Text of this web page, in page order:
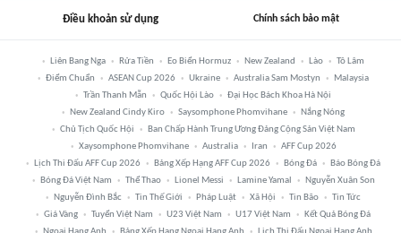
Điều khoản sử dụng Chính sách bảo mật
Liên Bang Nga Rửa Tiền Eo Biển Hormuz New Zealand Lào
Tô Lâm
Điểm Chuẩn
ASEAN Cup 2026 Ukraine Australia Sam Mostyn
Malaysia
Trần Thanh Mẫn
Quốc Hội Lào
Đại Học Bách Khoa Hà Nội
New Zealand Cindy Kiro
Saysomphone Phomvihane
Nắng Nóng
Chủ Tịch Quốc Hội
Ban Chấp Hành Trung Ương Đảng Cộng Sản Việt Nam
Xaysomphone Phomvihane
Australia Iran
AFF Cup 2026
Lịch Thi Đấu AFF Cup 2026
Bảng Xếp Hạng AFF Cup 2026 Bóng Đá
Báo Bóng Đá
Bóng Đá Việt Nam
Thể Thao Lionel Messi Lamine Yamal
Nguyễn Xuân Son
Nguyễn Đình Bắc
Tin Thế Giới Pháp Luật Xã Hội Tin Bão
Tin Tức
Giá Vàng
Tuyển Việt Nam U23 Việt Nam U17 Việt Nam
Kết Quả Bóng Đá
Ngoại Hạng Anh
Bảng Xếp Hạng Ngoại Hạng Anh Lịch Thi Đấu Ngoại Hạng Anh